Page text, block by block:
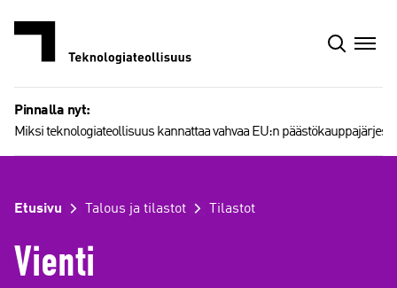
Pinnalla nyt:
Miksi teknologiateollisuus kannattaa vahvaa EU:n
Etusivu Talous ja tilastot Tilastot
Vienti